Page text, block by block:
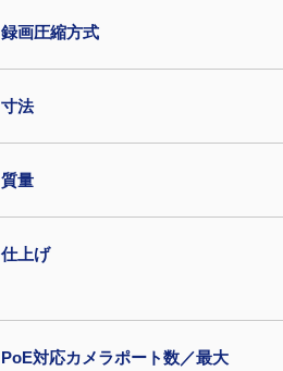
録画圧縮方式
寸法
質量
仕上げ
PoE対応カメラポート数／最大